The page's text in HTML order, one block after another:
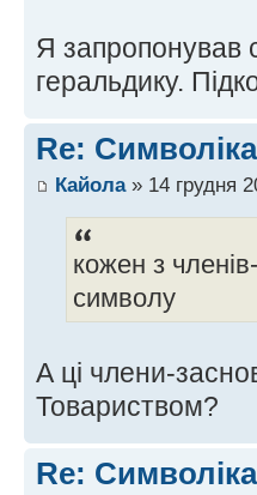
Я запропонував
геральдику.
Re:
Кайола» 14 грудня
кожен з
символу
А ці члени-
Товариством?
Re: